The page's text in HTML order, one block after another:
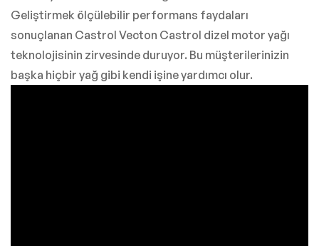
Geliştirmek ölçülebilir performans faydaları
sonuçlanan Castrol Vecton Castrol dizel motor yağı
teknolojisinin zirvesinde duruyor. Bu müşterilerinizin
başka hiçbir yağ gibi kendi işine yardımcı olur.